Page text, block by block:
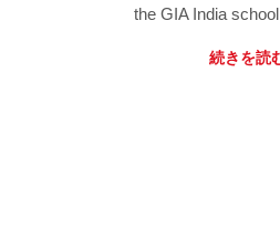
the GIA India
続きを読